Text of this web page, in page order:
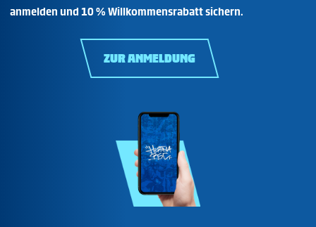
anmelden und 10 % Willkommensrabatt sichern.
ZUR ANMELDUNG